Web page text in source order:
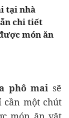
tại nhà
chi tiết
món ăn
phô mai sẽ
cần một chút